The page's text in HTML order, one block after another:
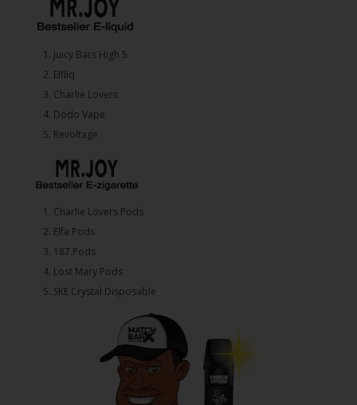
1.⁠ ⁠Juicy Bars High 5
2.⁠ ⁠⁠Elfliq
3.⁠ ⁠⁠Charlie Lovers
4.⁠ ⁠⁠Dodo Vape
5. ⁠Revoltage
1.⁠ ⁠Charlie Lovers Pods
2.⁠ ⁠⁠Elfa Pods
3.⁠ ⁠⁠187 Pods
4.⁠ ⁠⁠Lost Mary Pods
5.⁠ ⁠⁠SKE Crystal Disposable